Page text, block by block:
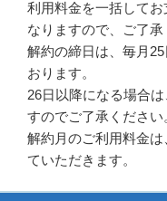
利用料金を一括して
なりますので、ご了承
解約の締日は、毎月
おります。
26日以降になる場合
すのでご了承ください
解約月のご利用料金
ていただきます。